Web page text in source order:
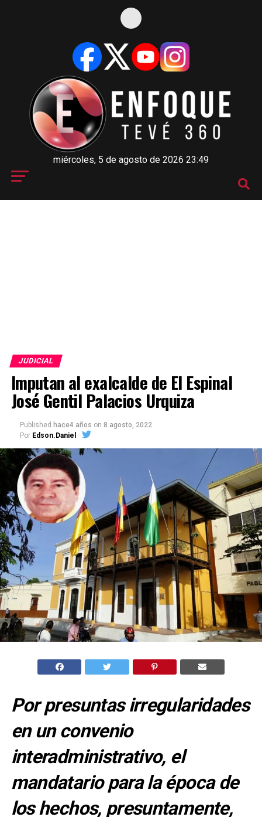
miércoles, 5 de agosto de 2026 23:49
JUDICIAL
Imputan al exalcalde de El Espinal
José Gentil Palacios Urquiza
Published hace4 años on 8 agosto, 2022
Por Edson.Daniel
Por presuntas irregularidades
en un convenio
interadministrativo, el
mandatario para la época de
los hechos, presuntamente,